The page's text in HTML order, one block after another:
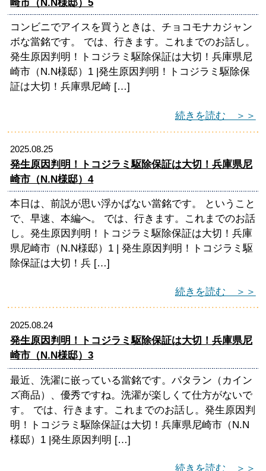
崎市（N.N様邸）5
コンビニでアイスを買うときは、チョコモナカジャン
ボな當銘です。 では、行きます。これまでのお話し。
発生原因判明！トコジラミ駆除保証は大切！兵庫県尼
崎市（N.N様邸）1 |発生原因判明！トコジラミ駆除保
証は大切！兵庫県尼崎 […]
続きを読む ＞＞
2025.08.25
発生原因判明！トコジラミ駆除保証は大切！兵庫県尼
崎市（N.N様邸）4
本日は、前説が思い浮かばない當銘です。 ということ
で、早速、本編へ。 では、行きます。これまでのお話
し。発生原因判明！トコジラミ駆除保証は大切！兵庫
県尼崎市（N.N様邸）1 | 発生原因判明！トコジラミ駆
除保証は大切！兵 […]
続きを読む ＞＞
2025.08.24
発生原因判明！トコジラミ駆除保証は大切！兵庫県尼
崎市（N.N様邸）3
最近、洗濯に嵌っている當銘です。パタラン（カイン
ズ商品）、優秀ですね。洗濯が楽しくて仕方がないで
す。 では、行きます。これまでのお話し。発生原因判
明！トコジラミ駆除保証は大切！兵庫県尼崎市（N.N
様邸）1 |発生原因判明 […]
続きを読む ＞＞